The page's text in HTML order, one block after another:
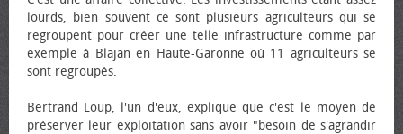
lourds, bien souvent ce sont plusieurs agriculteurs qui se
regroupent pour créer une telle infrastructure comme par
exemple à Blajan en Haute-Garonne où 11 agriculteurs se
sont regroupés.
Bertrand Loup, l'un d'eux, explique que c'est le moyen de
préserver leur exploitation sans avoir "besoin de s'agrandir